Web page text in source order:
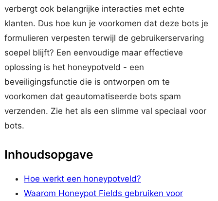
verbergt ook belangrijke interacties met echte
klanten. Dus hoe kun je voorkomen dat deze bots je
formulieren verpesten terwijl de gebruikerservaring
soepel blijft? Een eenvoudige maar effectieve
oplossing is het honeypotveld - een
beveiligingsfunctie die is ontworpen om te
voorkomen dat geautomatiseerde bots spam
verzenden. Zie het als een slimme val speciaal voor
bots.
Inhoudsopgave
Hoe werkt een honeypotveld?
Waarom Honeypot Fields gebruiken voor